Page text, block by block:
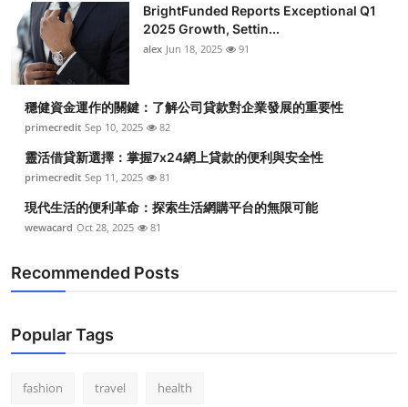
BrightFunded Reports Exceptional Q1
2025 Growth, Settin...
alex Jun 18, 2025 91
穩健資金運作的關鍵：了解公司貸款對企業發展的重要性
primecredit Sep 10, 2025 82
靈活借貸新選擇：掌握7x24網上貸款的便利與安全性
primecredit Sep 11, 2025 81
現代生活的便利革命：探索生活網購平台的無限可能
wewacard Oct 28, 2025 81
Recommended Posts
Popular Tags
fashion travel health